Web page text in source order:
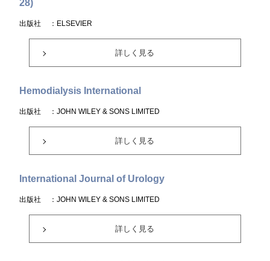
28)
出版社 ：ELSEVIER
詳しく見る
Hemodialysis International
出版社 ：JOHN WILEY & SONS LIMITED
詳しく見る
International Journal of Urology
出版社 ：JOHN WILEY & SONS LIMITED
詳しく見る